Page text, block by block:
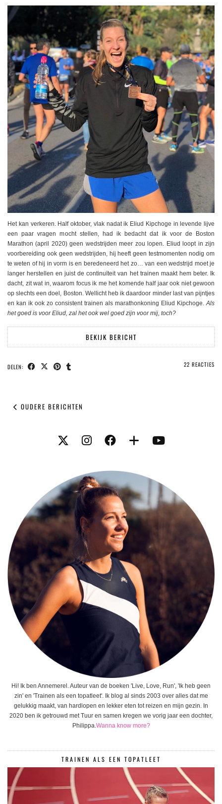
Het kan verkeren. Half oktober, vlak nadat ik Eliud Kipchoge in levende lijve
een paar vragen mocht stellen, had ik bedacht dat ik voor de Boston
Marathon (april 2020) geen wedstrijden meer zou lopen. Eliud loopt in zijn
voorbereiding ook geen wedstrijden, hij heeft geen testmomenten nodig om
te weten of hij in vorm is en beredeneerd het zo… van een wedstrijd moet je
langer herstellen en juist de continuïteit van het trainen maakt hem beter. Ik
dacht, zit wat in, waarom focus ik me het komende half jaar ook niet gewoon
op slechts een doel, Boston. Wellicht heb ik daardoor minder last van pijntjes
en kan ik ook zo consistent trainen als marathonkoning Eliud Kipchoge.Als
het goed is voor Eliud, zal het ook wel goed zijn voor mij, toch?
BEKIJK BERICHT
DELEN: 22 REACTIES
OUDERE BERICHTEN
Hi! Ik ben Annemerel. Auteur van de boeken 'Live, Love, Run', 'Ik heb geen
zin' en 'Trainen als een topatleet'. Ik blog al sinds 2003 over alles dat me
gelukkig maakt, van hardlopen en lekker eten tot reizen en mijn gezin. In
2020 ben ik getrouwd met Tuur en samen kregen we vorig jaar een dochter,
Philippa.Wanna know more?
TRAINEN ALS EEN TOPATLEET